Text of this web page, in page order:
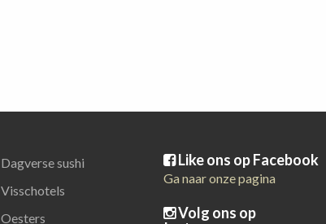
Dagverse sushi
Visschotels
Oesters
Like ons op Facebook
Ga naar onze pagina
Volg ons op